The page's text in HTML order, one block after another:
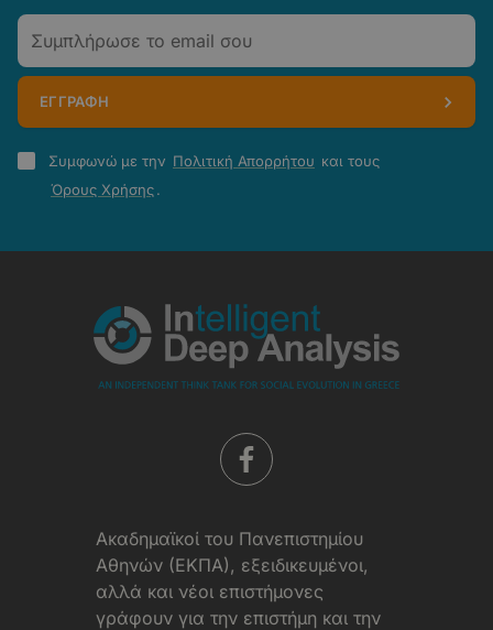
Email
ΕΓΓΡΑΦΗ
Πολιτική
Απορρήτου
Συμφωνώ με την Πολιτική Απορρήτου και τους
Όρους Χρήσης.
Aκαδημαϊκοί του Πανεπιστημίου
Αθηνών (ΕΚΠΑ), εξειδικευμένοι,
αλλά και νέοι επιστήμονες
γράφουν για την επιστήμη και την